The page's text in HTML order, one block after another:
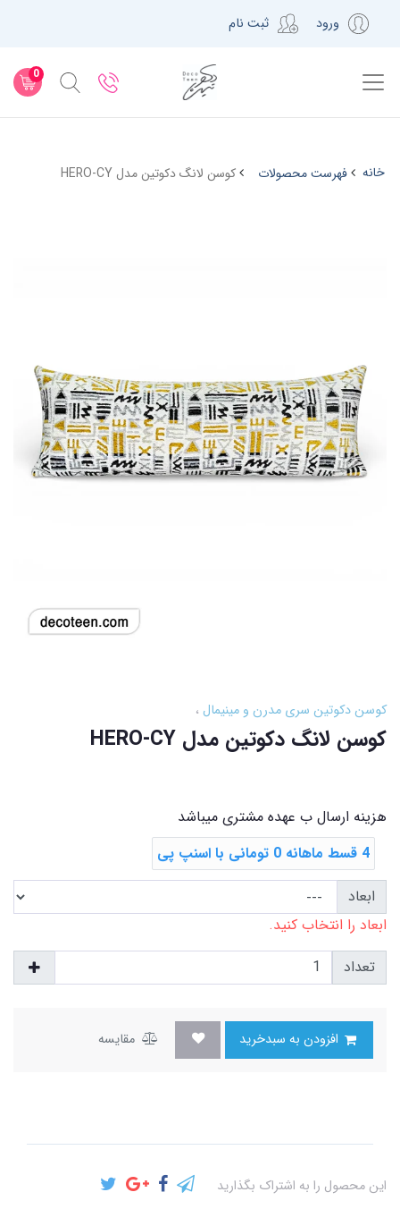
ورود ثبت نام
0
خانه فهرست محصولات کوسن لانگ دکوتین مدل HERO-CY
کوسن دکوتین سری مدرن و مینیمال
کوسن لانگ دکوتین مدل HERO-CY
هزینه ارسال ب عهده مشتری میباشد
4 قسط ماهانه 0 تومانی با اسنپ ‌پی
ابعاد
ابعاد را انتخاب کنید.
تعداد
مقایسه
این محصول را به اشتراک بگذارید